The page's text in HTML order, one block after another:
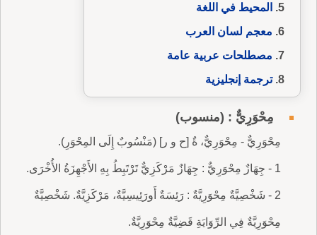
المحيط في اللغة
معجم لسان العرب
مصطلحات عربية عامة
ترجمة إنجليزية
مِحْوَرِيٌّ : (منسوب)
مِحْوَرِيٌّ - مِحْوَرِيٌّ، ةٌ [ح و ر] (مَنْسُوبٌ إِلَى المِحْوَرِ).
1 - جِهَازٌ مِحْوَرِيٌّ : جِهَازٌ مَرْكَزِيٌّ تَرْتَبِطُ بِهِ الأَجْهِزَةُ الأُخْرَى.
2 - شَخْصِيَّةٌ مِحْوَرِيَّةٌ : رَئِسَةٌ أَورَئِيسِيَّةٌ، مَرْكَزِيَّةٌ. شَخْصِيَّةٌ
مِحْوَرِيَّةٌ فِي الرِّوَايَةِ قَضِيَّةٌ مِحْوَرِيَّةٌ.